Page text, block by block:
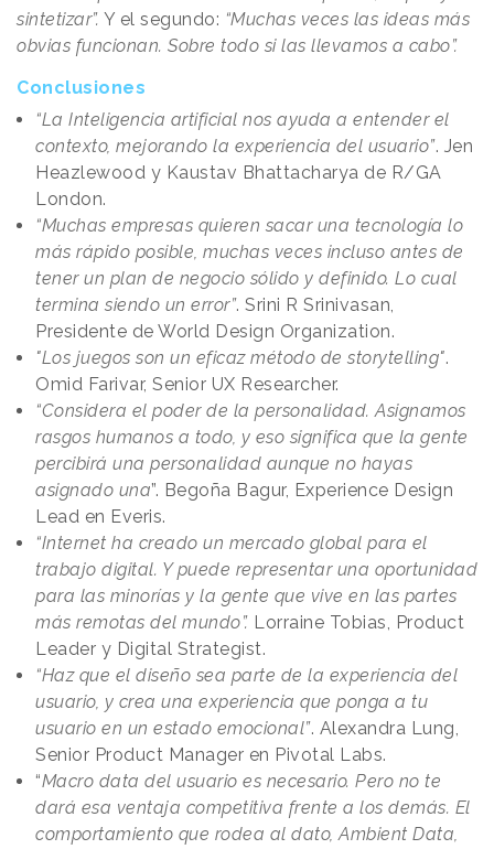
sintetizar”. Y el segundo: “Muchas veces las ideas más
obvias funcionan. Sobre todo si las llevamos a cabo”.
Conclusiones
“La Inteligencia artificial nos ayuda a entender el
contexto, mejorando la experiencia del usuario”. Jen
Heazlewood y Kaustav Bhattacharya de R/GA
London.
“Muchas empresas quieren sacar una tecnología lo
más rápido posible, muchas veces incluso antes de
tener un plan de negocio sólido y definido. Lo cual
termina siendo un error”. Srini R Srinivasan,
Presidente de World Design Organization.
"Los juegos son un eficaz método de storytelling".
Omid Farivar, Senior UX Researcher.
“Considera el poder de la personalidad. Asignamos
rasgos humanos a todo, y eso significa que la gente
percibirá una personalidad aunque no hayas
asignado una”. Begoña Bagur, Experience Design
Lead en Everis.
“Internet ha creado un mercado global para el
trabajo digital. Y puede representar una oportunidad
para las minorías y la gente que vive en las partes
más remotas del mundo”. Lorraine Tobias, Product
Leader y Digital Strategist.
“Haz que el diseño sea parte de la experiencia del
usuario, y crea una experiencia que ponga a tu
usuario en un estado emocional”. Alexandra Lung,
Senior Product Manager en Pivotal Labs.
“Macro data del usuario es necesario. Pero no te
dará esa ventaja competitiva frente a los demás. El
comportamiento que rodea al dato, Ambient Data,